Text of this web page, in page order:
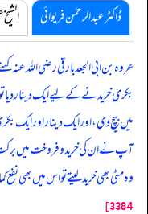
ڈاکٹر عبدالرحمٰن فریوائی
عروہ بن ابی الجعد بارقی رضی اللہ عنہ
بکری خریدنے کے لیے ایک دینار دیا
میں بیچ دی، اور ایک دینار اور ایک
آپ نے ان کی خرید و فروخت میں برکت
وہ مٹی بھی خرید لیتے تو اس میں بھی نفع
3384]